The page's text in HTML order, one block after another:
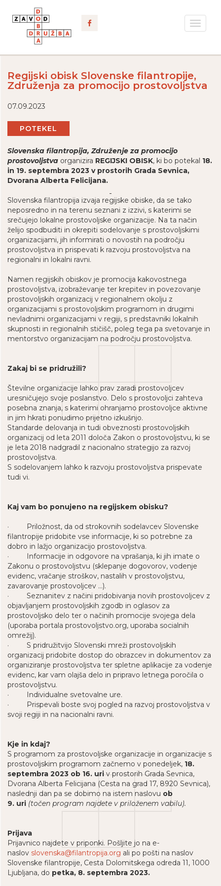
Toggle
Regijski obisk Slovenske filantropije,
Združenja za promocijo prostovoljstva
07.09.2023
POTEKEL
Slovenska filantropija, Združenje za promocijo
prostovoljstva organizira REGIJSKI OBISK, ki bo potekal 18.
in 19. septembra 2023 v prostorih Grada Sevnica,
Dvorana Alberta Felicijana.
Slovenska filantropija izvaja regijske obiske, da se tako
neposredno in na terenu seznani z izzivi, s katerimi se
srečujejo lokalne prostovoljske organizacije. Na ta način
želijo spodbuditi in okrepiti sodelovanje s prostovoljskimi
organizacijami, jih informirati o novostih na področju
prostovoljstva in prispevati k razvoju prostovoljstva na
regionalni in lokalni ravni.
Namen regijskih obiskov je promocija kakovostnega
prostovoljstva, izobraževanje ter krepitev in povezovanje
prostovoljskih organizacij v regionalnem okolju z
organizacijami s prostovoljskim programom in drugimi
nevladnimi organizacijami v regiji, s predstavniki lokalnih
skupnosti in regionalnih stičišč, poleg tega pa svetovanje in
mentorstvo organizacijam na področju prostovoljstva.
Zakaj bi se pridružili?
Številne organizacije lahko prav zaradi prostovoljcev
uresničujejo svoje poslanstvo. Delo s prostovoljci zahteva
posebna znanja, s katerimi ohranjamo prostovoljce aktivne
in jim hkrati ponudimo prijetno izkušnjo.
Standarde delovanja in tudi obveznosti prostovoljskih
organizacij od leta 2011 določa Zakon o prostovoljstvu, ki se
je leta 2018 nadgradil z nacionalno strategijo za razvoj
prostovoljstva.
S sodelovanjem lahko k razvoju prostovoljstva prispevate
tudi vi.
Kaj vam bo ponujeno na regijskem obisku?
· Priložnost, da od strokovnih sodelavcev Slovenske
filantropije pridobite vse informacije, ki so potrebne za
dobro in lažjo organizacijo prostovoljstva.
· Informacije in odgovore na vprašanja, ki jih imate o
Zakonu o prostovoljstvu (sklepanje dogovorov, vodenje
evidenc, vračanje stroškov, nastalih v prostovoljstvu,
zavarovanje prostovoljcev …).
· Seznanitev z načini pridobivanja novih prostovoljcev z
objavljanjem prostovoljskih zgodb in oglasov za
prostovoljsko delo ter o načinih promocije svojega dela
(uporaba portala prostovoljstvo.org, uporaba socialnih
omrežij).
· S pridružitvijo Slovenski mreži prostovoljskih
organizacij pridobite dostop do obrazcev in dokumentov za
organiziranje prostovoljstva ter spletne aplikacije za vodenje
evidenc, kar vam olajša delo in pripravo letnega poročila o
prostovoljstvu.
· Individualne svetovalne ure.
· Prispevali boste svoj pogled na razvoj prostovoljstva v
svoji regiji in na nacionalni ravni.
Kje in kdaj?
S programom za prostovoljske organizacije in organizacije s
prostovoljskim programom začnemo v ponedeljek, 18.
septembra 2023 ob 16. uri v prostorih Grada Sevnica,
Dvorana Alberta Felicijana (Cesta na grad 17, 8920 Sevnica),
naslednji dan pa se dobimo na istem naslovu ob
9. uri (točen program najdete v priloženem vabilu).
Prijava
Prijavnico najdete v priponki. Pošljite jo na e-
naslov slovenska@filantropija.org ali po pošti na naslov
Slovenske filantropije, Cesta Dolomitskega odreda 11, 1000
Ljubljana, do petka, 8. septembra 2023.